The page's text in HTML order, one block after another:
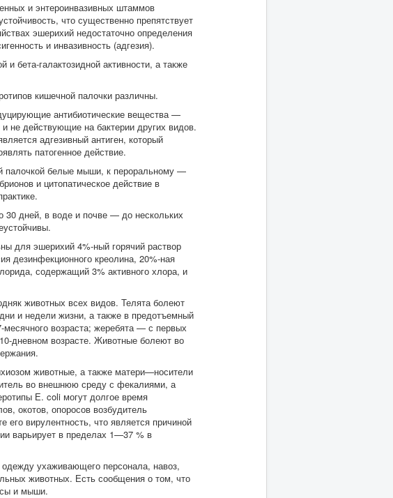
и энтероинвазивных штаммов
что существенно препятствует
эшерихий недостаточно определения
и инвазивность (адгезия).
бета-галактозидной активности, а также
кишечной палочки различны.
антибиотические вещества —
не действующие на бактерии других видов.
адгезивный антиген, который
патогенное действие.
палочкой белые мыши, к пероральному —
и цитопатическое действие в
30 дней, в воде и почве — до нескольких
для эшерихий 4%-ный горячий раствор
дезинфекционного креолина, 20%-ная
содержащий 3% активного хлора, и
животных всех видов. Телята болеют
и недели жизни, а также в предотъемный
возраста; жеребята — с первых
дневном возрасте. Животные болеют во
животные, а также матери—носители
во внешнюю среду с фекалиями, а
Е. coli могут долгое время
окотов, опоросов возбудитель
вирулентность, что является причиной
варьирует в пределах 1—37 % в
ухаживающего персонала, навоз,
животных. Есть сообщения о том, что
и мыши.